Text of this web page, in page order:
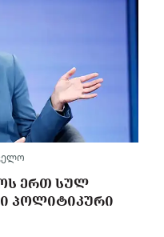
ᲔᲠᲗ ᲡᲣᲚ
ᲞᲝᲚᲘᲢᲘᲙᲣᲠᲘ